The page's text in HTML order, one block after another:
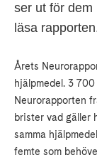
ser ut för dem
läsa
Årets
hjälpmedel. 3
Neurorapporten
brister vad gäller
samma
femte som